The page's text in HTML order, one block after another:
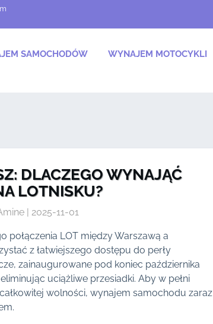
SAMOCHODÓW WYNAJEM MOTOCYKLI
DLACZEGO WYNAJĄĆ
LOTNISKU?
| 2025-11-01
połączenia LOT między Warszawą a
z łatwiejszego dostępu do perły
zainaugurowane pod koniec października
uciążliwe przesiadki. Aby w pełni
wolności, wynajem samochodu zaraz